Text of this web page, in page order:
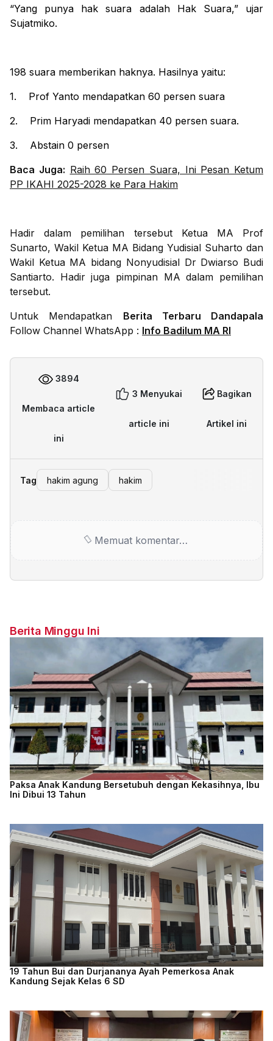
“Yang punya hak suara adalah Hak Suara,” ujar
Sujatmiko.
198 suara memberikan haknya. Hasilnya yaitu:
1.
Prof Yanto mendapatkan 60 persen suara
2.
Prim Haryadi mendapatkan 40 persen suara.
3.
Abstain 0 persen
Baca Juga: Raih 60 Persen Suara, Ini Pesan Ketum
PP IKAHI 2025-2028 ke Para Hakim
Hadir dalam pemilihan tersebut Ketua MA Prof
Sunarto, Wakil Ketua MA Bidang Yudisial Suharto dan
Wakil Ketua MA bidang Nonyudisial Dr Dwiarso Budi
Santiarto. Hadir juga pimpinan MA dalam pemilihan
tersebut.
Untuk Mendapatkan Berita Terbaru Dandapala
Follow Channel WhatsApp : Info Badilum MA RI
3894
Membaca article
ini
3 Menyukai
article ini
Bagikan
Artikel ini
Tag hakim agung hakim
Memuat komentar…
Berita Minggu Ini
Paksa Anak Kandung Bersetubuh dengan Kekasihnya, Ibu
Ini Dibui 13 Tahun
19 Tahun Bui dan Durjananya Ayah Pemerkosa Anak
Kandung Sejak Kelas 6 SD